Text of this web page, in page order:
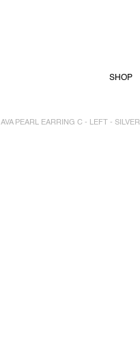
SHOP
AVA PEARL EARRING C - LEFT - SILVER